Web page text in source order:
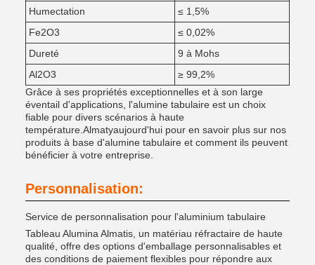
Humectation
≤ 1,5%
Fe2O3
≤ 0,02%
Dureté
9 à Mohs
Al2O3
≥ 99,2%
Grâce à ses propriétés exceptionnelles et à son large
éventail d'applications, l'alumine tabulaire est un choix
fiable pour divers scénarios à haute
température. Almatyaujourd'hui pour en savoir plus sur nos
produits à base d'alumine tabulaire et comment ils peuvent
bénéficier à votre entreprise.
Personnalisation:
Service de personnalisation pour l'aluminium tabulaire
Tableau Alumina Almatis, un matériau réfractaire de haute
qualité, offre des options d'emballage personnalisables et
des conditions de paiement flexibles pour répondre aux